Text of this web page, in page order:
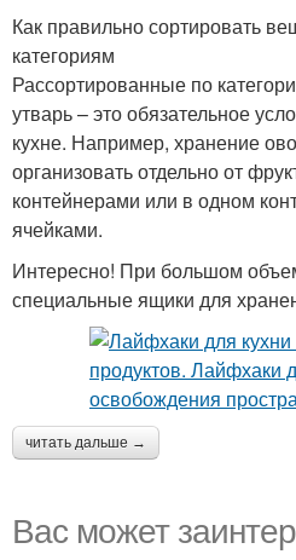
Как правильно сортировать
категориям
Рассортированные по
утварь – это обязательное
кухне. Например, хранение
организовать отдельно от
контейнерами или в одном
ячейками.
Интересно! При большом
специальные ящики для
читать дальше →
Вас может